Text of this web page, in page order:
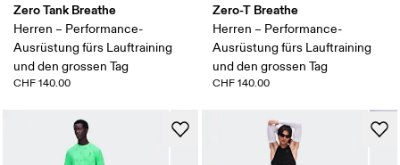
Zero Tank Breathe
Herren – Performance-
Ausrüstung fürs Lauftraining
und den grossen Tag
CHF 140.00
Zero-T Breathe
Herren – Performance-
Ausrüstung fürs Lauftraining
und den grossen Tag
CHF 140.00